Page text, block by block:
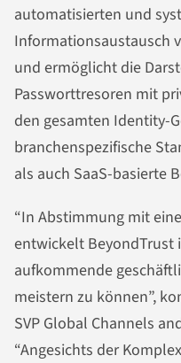
automatisierten und
Informationsaustausch
und ermöglicht die
Passworttresoren mit
den gesamten Identity-
branchenspezifische
als auch SaaS-basierte
“In Abstimmung mit
entwickelt BeyondTrust
aufkommende
meistern zu können”,
SVP Global Channels
“Angesichts der